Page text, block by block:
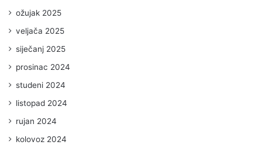
ožujak 2025
veljača 2025
siječanj 2025
prosinac 2024
studeni 2024
listopad 2024
rujan 2024
kolovoz 2024